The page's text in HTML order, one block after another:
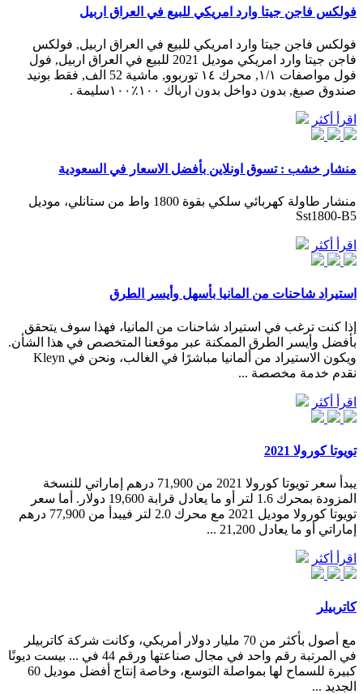
فولكس فاجن جيتا وارد امريكي للبيع في العراق اربيل
فولكس فاجن جيتا وارد امريكي للبيع في العراق اربيل, فولكس
فاجن جيتا وارد امريكي موديل 2021 للبيع في العراق اربيل, فول
فول مواصفات ١/١, محرك ١٤ توربوو, ماشیة 52 الف, فقط بونيد
صندوق صبغ, بدون دواخل بدون ارباك ١٠٠٪؜١٠٠سليمة .
اقرأ أكثر
منشار خشب : تسوق اونلاين بأفضل الاسعار في السعودية
منشار طاولة كهربائي سلكي بقوة 1800 واط من ستانلي، موديل
Sst1800-B5
اقرأ أكثر
استيراد شاحنات من المانيا بأسهل وأيسر الطرق
إذا كنت ترغب في استيراد شاحنات من المانيا، فهذا سوف يتحقق
بأفضل وأيسر الطرق الممكنة عبر موقعنا المتخصص في هذا الشأن.
ويكون الاستيراد من ألمانيا مباشرًا في الغالب، ونحن في Kleyn
نقدم خدمة مخصصة ...
اقرأ أكثر
تويوتا كورولا 2021
يبدأ سعر تويوتا كورولا 2021 من 71,900 درهم إماراتي للنسخة
المزودة بمحرك 1.6 لتر أو ما يعادل قرابة 19,600 دولار. أما سعر
تويوتا كورولا موديل 2021 مع محرك 2.0 لتر فيبدأ من 77,900 درهم
إماراتي أو ما يعادل 21,200 ...
اقرأ أكثر
كاتربيلر
مع أصول بأكثر من 70 مليار دولار أمريكي، وكانت شركة كاتربيلر
في المرتبة رقم واحد في مجال صناعتها ورقم 44 في ... بيست ديونًا
كبيرة للسماح لها بمواصلة التوسع، وخاصة إنتاج أفضل موديل 60
الجديد ...